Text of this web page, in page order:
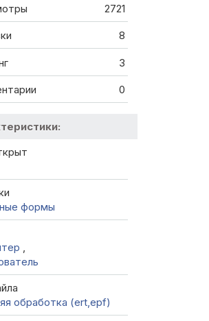
2721
8
3
0
формы
,
обработка (ert,epf)